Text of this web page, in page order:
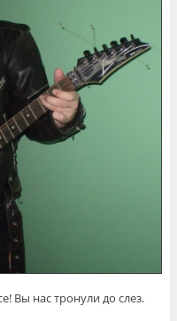
Вы нас тронули до слез.